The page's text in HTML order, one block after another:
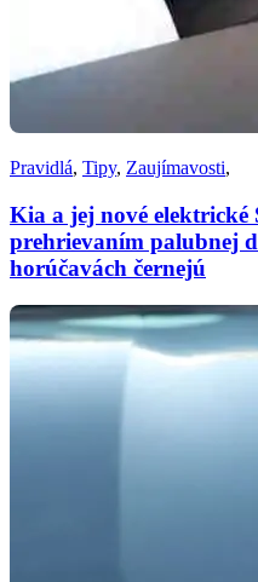
Pravidlá, Tipy, Zaujímavosti,
Kia a jej nové elektrické
prehrievaním palubnej
horúčavách černejú